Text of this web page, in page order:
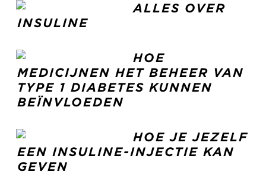
ALLES OVER
INSULINE
HOE
MEDICIJNEN HET BEHEER VAN
TYPE 1 DIABETES KUNNEN
BEÏNVLOEDEN
HOE JE JEZELF
EEN INSULINE-INJECTIE KAN
GEVEN